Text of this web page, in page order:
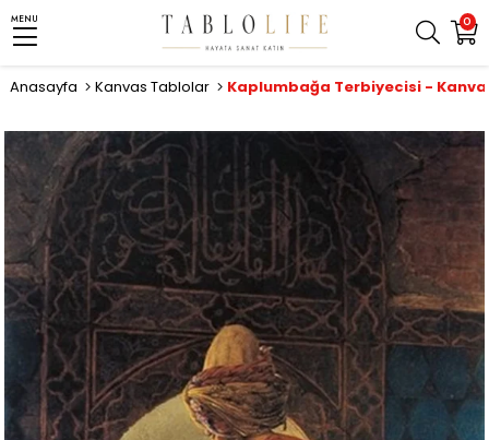
0
MENU
Anasayfa Kanvas Tablolar Kaplumbağa Terbiyecisi -